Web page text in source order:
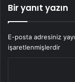
Bir yanıt yazın
E-posta adresiniz
işaretlenmişlerdir